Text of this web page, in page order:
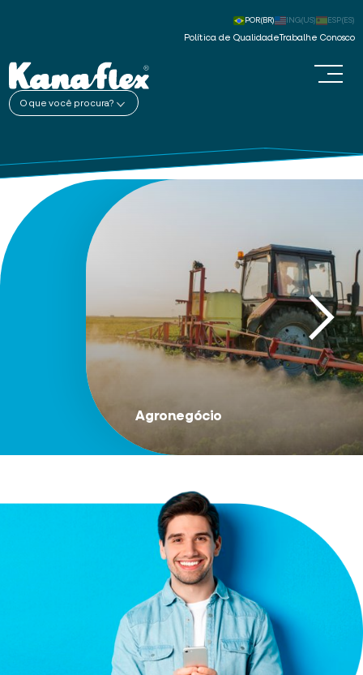
Política de Qualidade Trabalhe Conosco
POR(BR) ING(US) ESP(ES)
O que você procura?
Agronegócio